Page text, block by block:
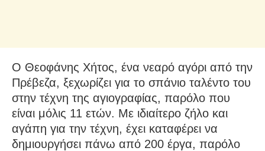
Ο Θεοφάνης Χήτος, ένα νεαρό αγόρι από την
Πρέβεζα, ξεχωρίζει για το σπάνιο ταλέντο του
στην τέχνη της αγιογραφίας, παρόλο που
είναι μόλις 11 ετών. Με ιδιαίτερο ζήλο και
αγάπη για την τέχνη, έχει καταφέρει να
δημιουργήσει πάνω από 200 έργα, παρόλο